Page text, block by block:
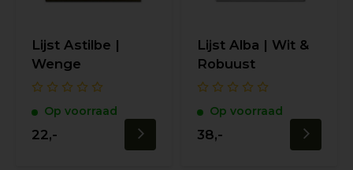
Lijst Astilbe |
Wenge
Op voorraad
22,-
Lijst Alba | Wit &
Robuust
Op voorraad
38,-